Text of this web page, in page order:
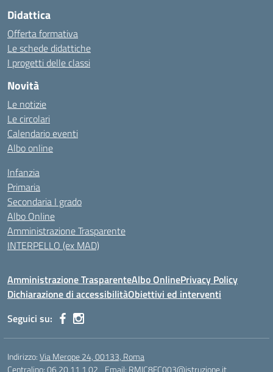
Didattica
Offerta formativa
Le schede didattiche
I progetti delle classi
Novità
Le notizie
Le circolari
Calendario eventi
Albo online
Infanzia
Primaria
Secondaria I grado
Albo Online
Amministrazione Trasparente
INTERPELLO (ex MAD)
Amministrazione TrasparenteAlbo OnlinePrivacy Policy
Dichiarazione di accessibilitàObiettivi ed interventi
Seguici su:
Indirizzo:Via Merope 24, 00133, Roma
Centralino:06 20 11 1 02 Email: RMIC8FC003@istruzione.it